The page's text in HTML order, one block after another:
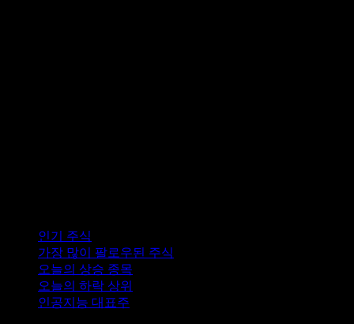
인기 주식
가장 많이 팔로우된 주식
오늘의 상승 종목
오늘의 하락 상위
인공지능 대표주